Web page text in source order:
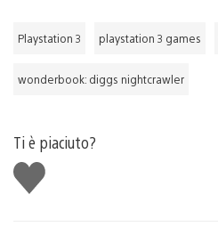
Playstation 3 playstation 3 games
wonderbook: diggs nightcrawler
Ti è piaciuto?
Mi
piace